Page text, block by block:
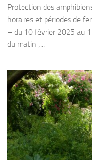
Protection des
horaires et périodes de
– du 10 février 2025 au
du matin ;...